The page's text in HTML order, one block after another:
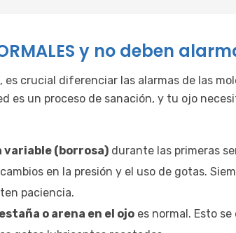
y no deben
crucial diferenciar las alarmas de las
es un proceso de sanación, y tu ojo
variable (borrosa) durante las primeras
en la presión y el uso de gotas.
paciencia.
o arena en el ojo es normal. Esto